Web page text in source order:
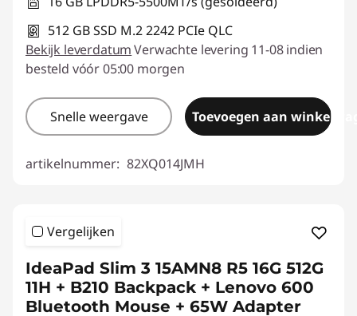
512 GB SSD M.2 2242 PCIe QLC
Bekijk leverdatumVerwachte levering 11-08 indien
besteld vóór 05:00 morgen
Snelle weergave Toevoegen aan
artikelnummer: 82XQ014JMH
Vergelijken
IdeaPad Slim 3 15AMN8 R5 16G 512G
11H + B210 Backpack + Lenovo 600
Bluetooth Mouse + 65W Adapter